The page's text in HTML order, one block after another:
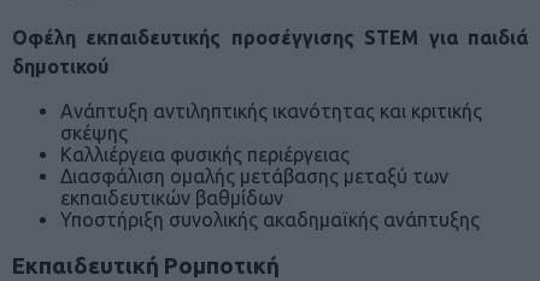
Οφέλη εκπαιδευτικής προσέγγισης STEM για παιδιά
δημοτικού
Ανάπτυξη αντιληπτικής ικανότητας και κριτικής
σκέψης
Καλλιέργεια φυσικής περιέργειας
Διασφάλιση ομαλής μετάβασης μεταξύ των
εκπαιδευτικών βαθμίδων
Υποστήριξη συνολικής ακαδημαϊκής ανάπτυξης
Εκπαιδευτική Ρομποτική